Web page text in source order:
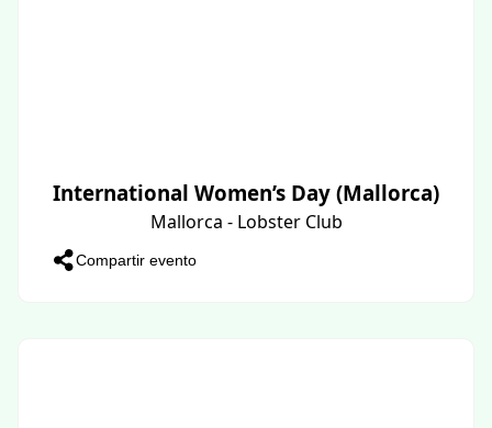
International Women’s Day (Mallorca)
Mallorca - Lobster Club
Compartir evento